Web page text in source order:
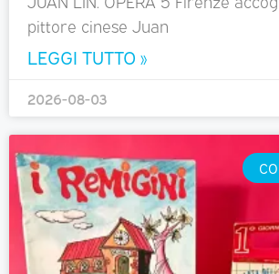
pittore cinese Juan
LEGGI TUTTO »
2026-08-03